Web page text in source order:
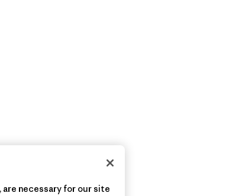
necessary for our site